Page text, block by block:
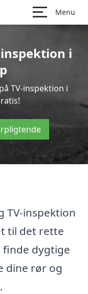
Menu
i
TV-inspektion i
TV-inspektion
til det rette
finde dygtige
dine rør og